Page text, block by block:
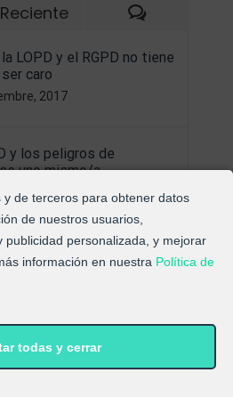
y de terceros para obtener datos
de nuestros usuarios,
publicidad personalizada, y mejorar
información en nuestra Política de
todas y cerrar
Reciente
LOPD y el RGPD no tiene
caro
2017
y los peligros de
uno mismo/a
2017
“Nueva Ley de Protección
al Blog de